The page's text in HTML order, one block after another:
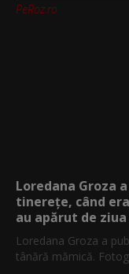
PeRoz.ro
Loredana Groza
tinerețe, când
au apărut de
Loredana Groza a
tânără mămică.